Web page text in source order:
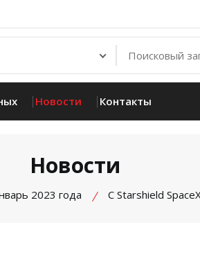
Новости Контакты
Новости
2023 года С Starshield